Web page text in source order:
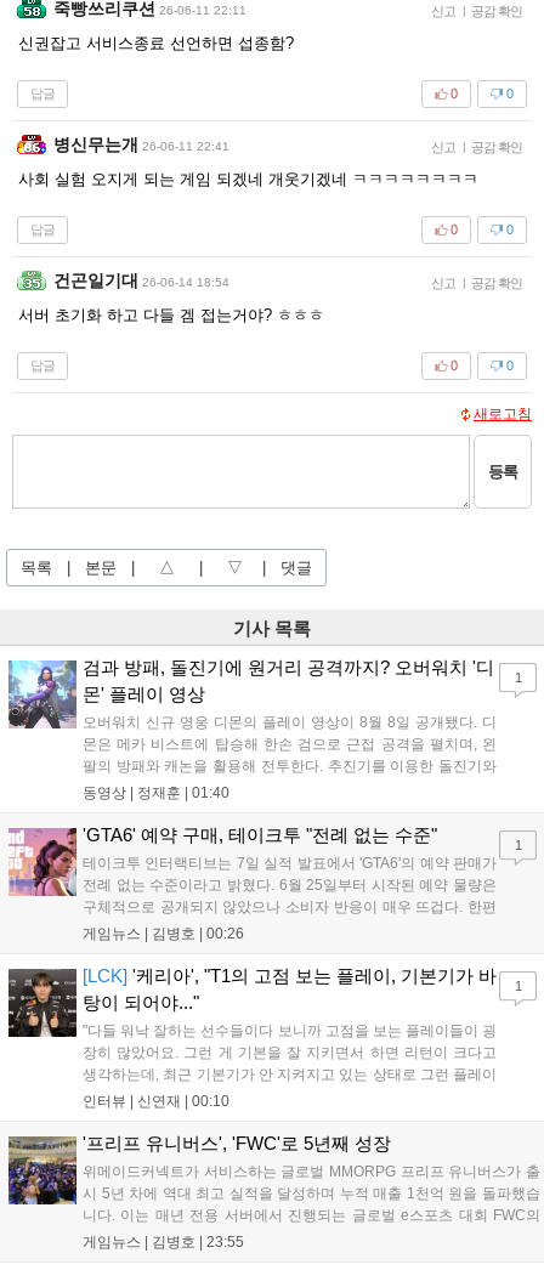
죽빵쓰리쿠션 26-06-11 22:11 신고 | 공감 확인
신권잡고 서비스종료 선언하면 섭종함?
답글 0
0
병신무는개 26-06-11 22:41 신고 | 공감 확인
사회 실험 오지게 되는 게임 되겠네 개웃기겠네 ㅋㅋㅋㅋㅋㅋㅋㅋ
답글 0
0
건곤일기대 26-06-14 18:54 신고 | 공감 확인
서버 초기화 하고 다들 겜 접는거야? ㅎㅎㅎ
답글 0
0
새로고침
등록
목록 본문 △ ▽ 댓글
기사 목록
검과 방패, 돌진기에 원거리 공격까지? 오버워치 '디
몬' 플레이 영상
오버워치 신규 영웅 디몬의 플레이 영상이 8월 8일 공개됐다. 디
몬은 메카 비스트에 탑승해 한손 검으로 근접 공격을 펼치며, 왼
팔의 방패와 캐논을 활용해 전투한다. 추진기를 이용한 돌진기와
참격 형태의 궁극기를 보유했고, 메카 파괴 시 맨몸으로 기관총을
산의 영웅들 업데이트를 통해 정식 출시될 예정이다....
동영상 | 정재훈 01:40
1
'GTA6' 예약 구매, 테이크투 "전례 없는 수준"
테이크투 인터랙티브는 7일 실적 발표에서 'GTA6'의 예약 판매가
전례 없는 수준이라고 밝혔다. 6월 25일부터 시작된 예약 물량은
구체적으로 공개되지 않았으나 소비자 반응이 매우 뜨겁다. 한편
11월 19일 PS5와 Xbox 시리즈 X|S로 정식 출시될 예정이며, 록
상 'Grand Theft Auto VI: An Extended Look'을 최초 공개할 계획
이다....
게임뉴스 | 김병호 00:26
1
[LCK] '케리아', "T1의 고점 보는 플레이, 기본기가 바
탕이 되어야..."
"다들 워낙 잘하는 선수들이다 보니까 고점을 보는 플레이들이 굉
장히 많았어요. 그런 게 기본을 잘 지키면서 하면 리턴이 크다고
생각하는데, 최근 기본기가 안 지켜지고 있는 상태로 그런 플레이
를 추구하다 보니까 팀적으로 안 좋은 사고가 계속 많이 났던 것
LoL 챔피언스 코리아(LCK)'...
인터뷰 | 신연재 00:10
1
'프리프 유니버스', 'FWC'로 5년째 성장
위메이드커넥트가 서비스하는 글로벌 MMORPG 프리프 유니버스가 출
시 5년 차에 역대 최고 실적을 달성하며 누적 매출 1천억 원을 돌파했습
니다. 이는 매년 전용 서버에서 진행되는 글로벌 e스포츠 대회 FWC의
영향이 큽니다. FWC는 이용자가 동일한 조건에서 시즌을 함께 즐기는
게임뉴스 | 김병호 23:55